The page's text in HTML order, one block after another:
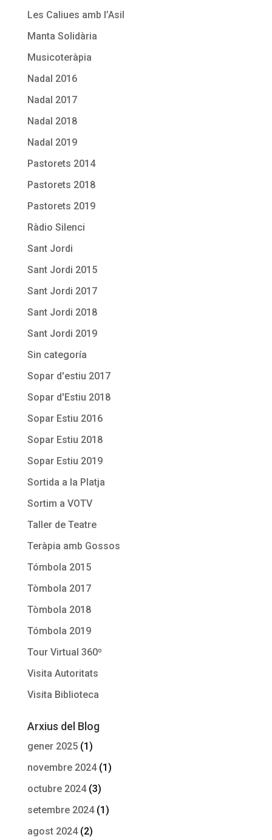
Les Caliues amb l’Asil
Manta Solidària
Musicoteràpia
Nadal 2016
Nadal 2017
Nadal 2018
Nadal 2019
Pastorets 2014
Pastorets 2018
Pastorets 2019
Ràdio Silenci
Sant Jordi
Sant Jordi 2015
Sant Jordi 2017
Sant Jordi 2018
Sant Jordi 2019
Sin categoría
Sopar d'estiu 2017
Sopar d'Estiu 2018
Sopar Estiu 2016
Sopar Estiu 2018
Sopar Estiu 2019
Sortida a la Platja
Sortim a VOTV
Taller de Teatre
Teràpia amb Gossos
Tómbola 2015
Tòmbola 2017
Tòmbola 2018
Tómbola 2019
Tour Virtual 360º
Visita Autoritats
Visita Biblioteca
Arxius del Blog
gener 2025(1)
novembre 2024(1)
octubre 2024(3)
setembre 2024(1)
agost 2024(2)